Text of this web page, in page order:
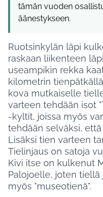
tämän vuoden
äänestykseen.
Ruotsinkylän läpi
raskaan liikenteen
useampikin rekka
kilometrin
kova mutkaiselle
varteen tehdään isot
-kyltit, joissa myös
tehdään selväksi,
Lisäksi tien varteen
Tielinjaus on satoja
Kivi itse on kulkenut
Palojoelle, joten tiellä
myös "museotienä".